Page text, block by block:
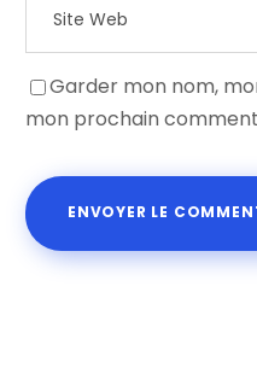
Garder mon nom,
mon prochain